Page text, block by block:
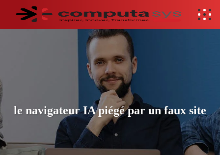
le navigateur IA piégé par un faux site